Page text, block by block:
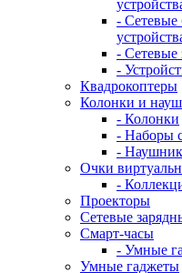
- Сетевые
- Сетевые
-
Квадрокоптеры
Колонки и
- Колонки
- Наборы
-
Очки
-
Проекторы
Сетевые
Смарт-часы
- Умные
Умные гаджеты